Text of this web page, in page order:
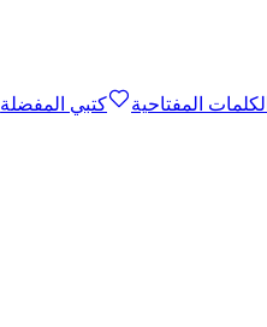
الكلمات المفتاحية
كتبي المفضلة